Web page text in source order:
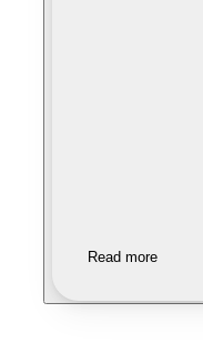
Read more